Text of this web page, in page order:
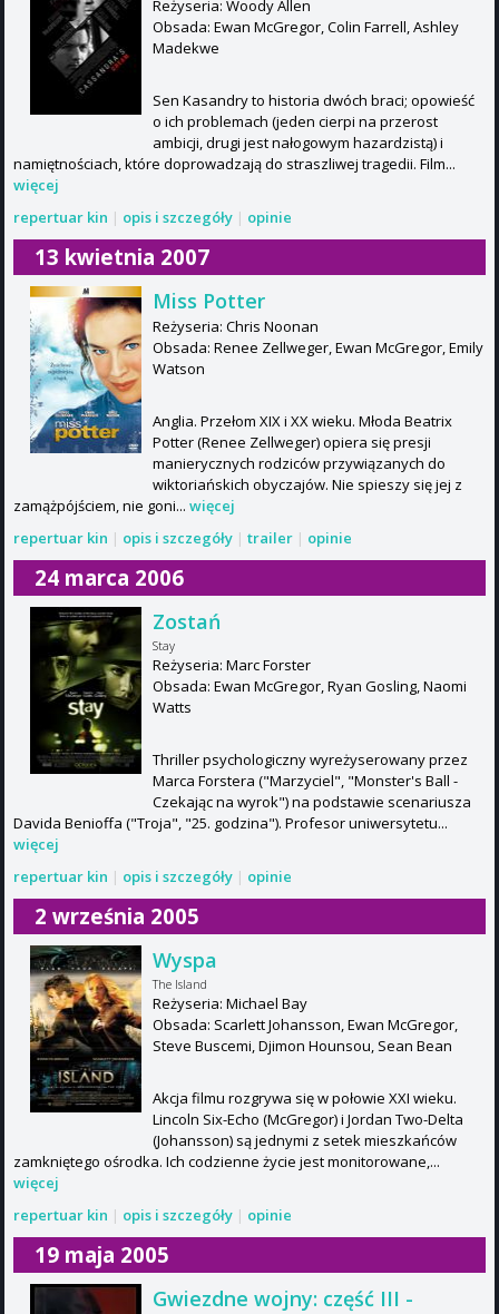
Reżyseria: Woody Allen
Obsada: Ewan McGregor, Colin Farrell, Ashley
Madekwe
Sen Kasandry to historia dwóch braci; opowieść
o ich problemach (jeden cierpi na przerost
ambicji, drugi jest nałogowym hazardzistą) i
namiętnościach, które doprowadzają do straszliwej tragedii. Film...
więcej
repertuar kin | opis i szczegóły | opinie
13 kwietnia 2007
Miss Potter
Reżyseria: Chris Noonan
Obsada: Renee Zellweger, Ewan McGregor, Emily
Watson
Anglia. Przełom XIX i XX wieku. Młoda Beatrix
Potter (Renee Zellweger) opiera się presji
manierycznych rodziców przywiązanych do
wiktoriańskich obyczajów. Nie spieszy się jej z
zamążpójściem, nie goni... więcej
repertuar kin | opis i szczegóły | trailer | opinie
24 marca 2006
Zostań
Stay
Reżyseria: Marc Forster
Obsada: Ewan McGregor, Ryan Gosling, Naomi
Watts
Thriller psychologiczny wyreżyserowany przez
Marca Forstera ("Marzyciel", "Monster's Ball -
Czekając na wyrok") na podstawie scenariusza
Davida Benioffa ("Troja", "25. godzina"). Profesor uniwersytetu...
więcej
repertuar kin | opis i szczegóły | opinie
2 września 2005
Wyspa
The Island
Reżyseria: Michael Bay
Obsada: Scarlett Johansson, Ewan McGregor,
Steve Buscemi, Djimon Hounsou, Sean Bean
Akcja filmu rozgrywa się w połowie XXI wieku.
Lincoln Six-Echo (McGregor) i Jordan Two-Delta
(Johansson) są jednymi z setek mieszkańców
zamkniętego ośrodka. Ich codzienne życie jest monitorowane,...
więcej
repertuar kin | opis i szczegóły | opinie
19 maja 2005
Gwiezdne wojny: część III -